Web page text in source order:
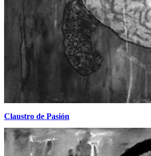
Claustro de Pasión